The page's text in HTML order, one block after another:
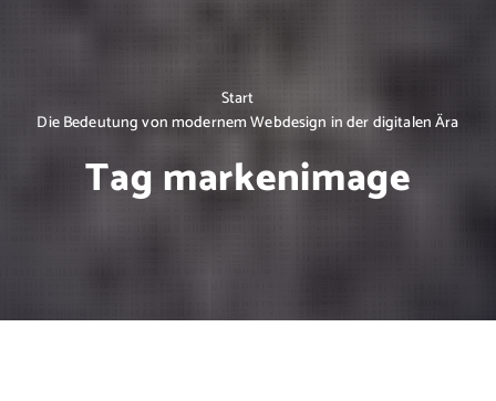
Start
Die Bedeutung von modernem Webdesign in der digitalen Ära
Tag markenimage